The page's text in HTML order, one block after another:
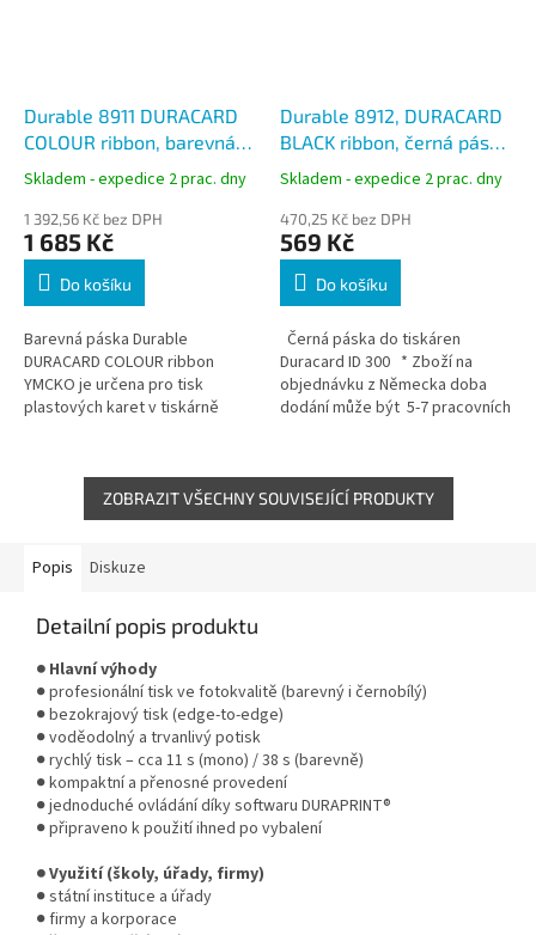
Durable 8911 DURACARD
COLOUR ribbon, barevná
páska YMCKO pro tisk 100
karet, ID 300
Skladem - expedice 2 prac. dny
1 392,56 Kč bez DPH
1 685 Kč
Do košíku
Barevná páska Durable
DURACARD COLOUR ribbon
YMCKO je určena pro tisk
plastových karet v tiskárně
fotografické kvalitě...
Durable 8912, DURACARD
BLACK ribbon, černá páska
do tiskárny štítků ID 300
Skladem - expedice 2 prac. dny
470,25 Kč bez DPH
569 Kč
Do košíku
Černá páska do tiskáren
Duracard ID 300 * Zboží na
objednávku z Německa doba
dodání může být 5-7 pracovních
ZOBRAZIT VŠECHNY SOUVISEJÍCÍ PRODUKTY
Popis Diskuze
Detailní popis produktu
● Hlavní výhody
● profesionální tisk ve fotokvalitě (barevný i černobílý)
● bezokrajový tisk (edge-to-edge)
● voděodolný a trvanlivý potisk
● rychlý tisk – cca 11 s (mono) / 38 s (barevně)
● kompaktní a přenosné provedení
● jednoduché ovládání díky softwaru DURAPRINT®
● připraveno k použití ihned po vybalení
● Využití (školy, úřady, firmy)
● státní instituce a úřady
● firmy a korporace